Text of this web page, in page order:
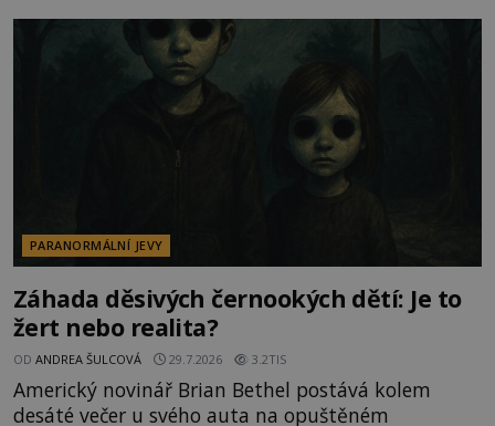
vyhýbají! Už jste o těchto lesích slyšeli? A odvážili
byste se je navštívit? [gallery ids="17
PARANORMÁLNÍ JEVY
Záhada děsivých černookých dětí: Je to
žert nebo realita?
OD ANDREA ŠULCOVÁ 29.7.2026 3.2TIS
Americký novinář Brian Bethel postává kolem
desáté večer u svého auta na opuštěném